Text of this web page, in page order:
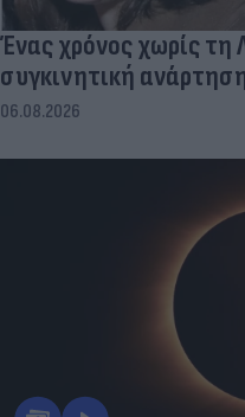
Ένας χρόνος χωρίς τη
συγκινητική
06.08.2026